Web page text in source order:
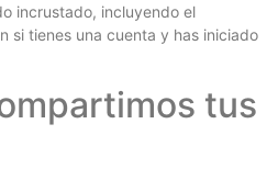
incrustado, incluyendo el
si tienes una cuenta y has iniciado
tus